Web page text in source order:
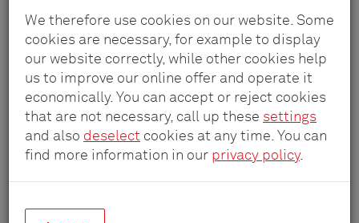
We therefore use cookies on our website. Some
cookies are necessary, for example to display
our website correctly, while other cookies help
us to improve our online offer and operate it
economically. You can accept or reject cookies
that are not necessary, call up these settings
and also deselect cookies at any time. You can
find more information in our privacy policy.
GmbH
&
Co.
KG